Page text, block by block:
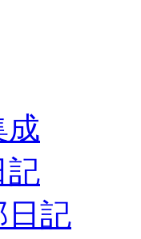
成
記
日記